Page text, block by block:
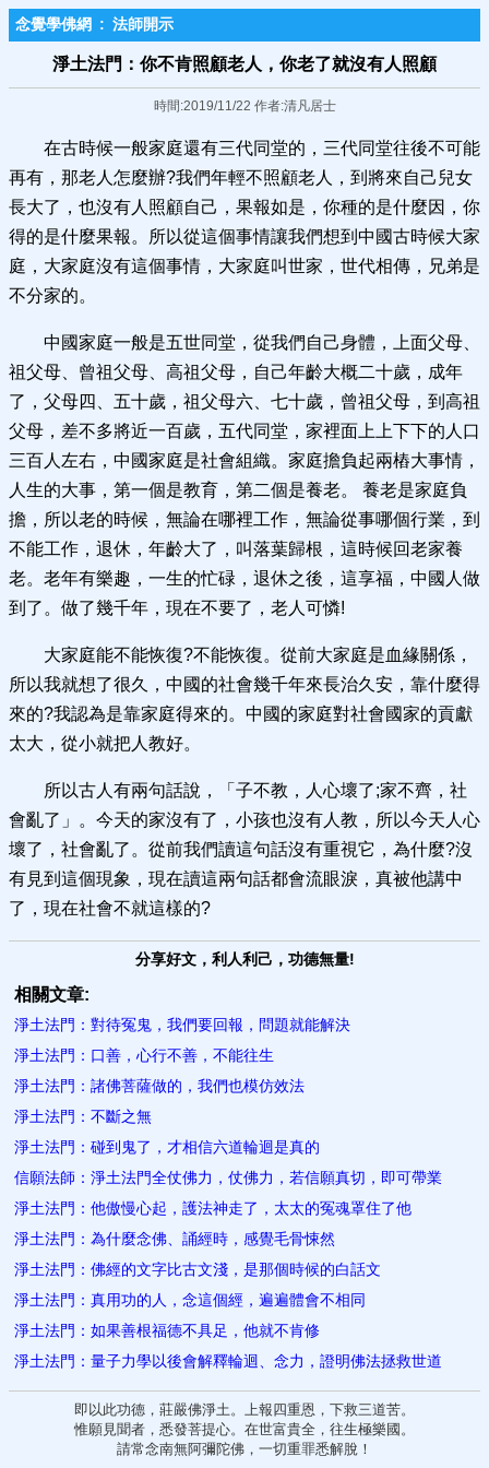
念覺學佛網 : 法師開示
淨土法門：你不肯照顧老人，你老了就沒有人照顧
時間:2019/11/22 作者:清凡居士
在古時候一般家庭還有三代同堂的，三代同堂往後不可能
再有，那老人怎麼辦?我們年輕不照顧老人，到將來自己兒女
長大了，也沒有人照顧自己，果報如是，你種的是什麼因，你
得的是什麼果報。所以從這個事情讓我們想到中國古時候大家
庭，大家庭沒有這個事情，大家庭叫世家，世代相傳，兄弟是
不分家的。
中國家庭一般是五世同堂，從我們自己身體，上面父母、
祖父母、曾祖父母、高祖父母，自己年齡大概二十歲，成年
了，父母四、五十歲，祖父母六、七十歲，曾祖父母，到高祖
父母，差不多將近一百歲，五代同堂，家裡面上上下下的人口
三百人左右，中國家庭是社會組織。家庭擔負起兩樁大事情，
人生的大事，第一個是教育，第二個是養老。 養老是家庭負
擔，所以老的時候，無論在哪裡工作，無論從事哪個行業，到
不能工作，退休，年齡大了，叫落葉歸根，這時候回老家養
老。老年有樂趣，一生的忙碌，退休之後，這享福，中國人做
到了。做了幾千年，現在不要了，老人可憐!
大家庭能不能恢復?不能恢復。從前大家庭是血緣關係，
所以我就想了很久，中國的社會幾千年來長治久安，靠什麼得
來的?我認為是靠家庭得來的。中國的家庭對社會國家的貢獻
太大，從小就把人教好。
所以古人有兩句話說，「子不教，人心壞了;家不齊，社
會亂了」。今天的家沒有了，小孩也沒有人教，所以今天人心
壞了，社會亂了。從前我們讀這句話沒有重視它，為什麼?沒
有見到這個現象，現在讀這兩句話都會流眼淚，真被他講中
了，現在社會不就這樣的?
分享好文，利人利己，功德無量!
相關文章:
淨土法門：對待冤鬼，我們要回報，問題就能解決
淨土法門：口善，心行不善，不能往生
淨土法門：諸佛菩薩做的，我們也模仿效法
淨土法門：不斷之無
淨土法門：碰到鬼了，才相信六道輪迴是真的
信願法師：淨土法門全仗佛力，仗佛力，若信願真切，即可帶業
淨土法門：他傲慢心起，護法神走了，太太的冤魂罩住了他
淨土法門：為什麼念佛、誦經時，感覺毛骨悚然
淨土法門：佛經的文字比古文淺，是那個時候的白話文
淨土法門：真用功的人，念這個經，遍遍體會不相同
淨土法門：如果善根福德不具足，他就不肯修
淨土法門：量子力學以後會解釋輪迴、念力，證明佛法拯救世道
即以此功德，莊嚴佛淨土。上報四重恩，下救三道苦。
惟願見聞者，悉發菩提心。在世富貴全，往生極樂國。
請常念南無阿彌陀佛，一切重罪悉解脫！